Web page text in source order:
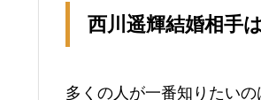
西川遥輝結婚相手
多くの人が一番知りたい